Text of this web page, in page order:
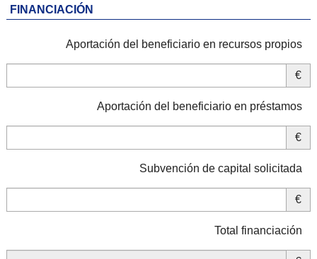
FINANCIACIÓN
Aportación del beneficiario en recursos propios
€
Aportación del beneficiario en préstamos
€
Subvención de capital solicitada
€
Total financiación